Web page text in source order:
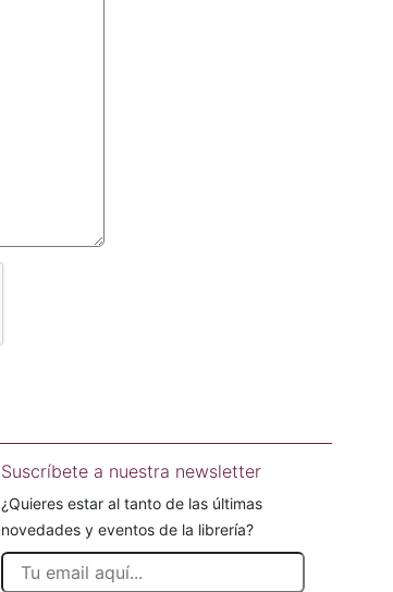
Suscríbete a nuestra newsletter
¿Quieres estar al tanto de las últimas
novedades y eventos de la librería?